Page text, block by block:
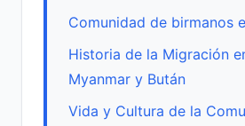
Comunidad de birmanos
Historia de la Migración
Myanmar y Bután
Vida y Cultura de la